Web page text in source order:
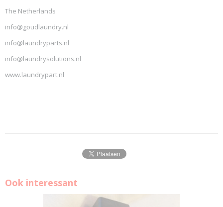
The Netherlands
info@goudlaundry.nl
info@laundryparts.nl
info@laundrysolutions.nl
www.laundrypart.nl
Ook interessant